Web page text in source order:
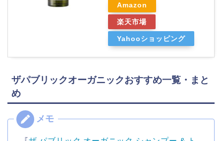
Amazon
楽天市場
Yahooショッピング
ザパブリックオーガニックおすすめ一覧・まと
め